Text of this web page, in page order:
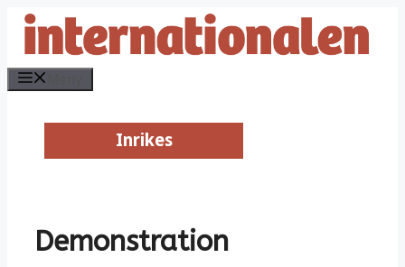
Hoppa
Inrikes
Inrikes
Demonstration